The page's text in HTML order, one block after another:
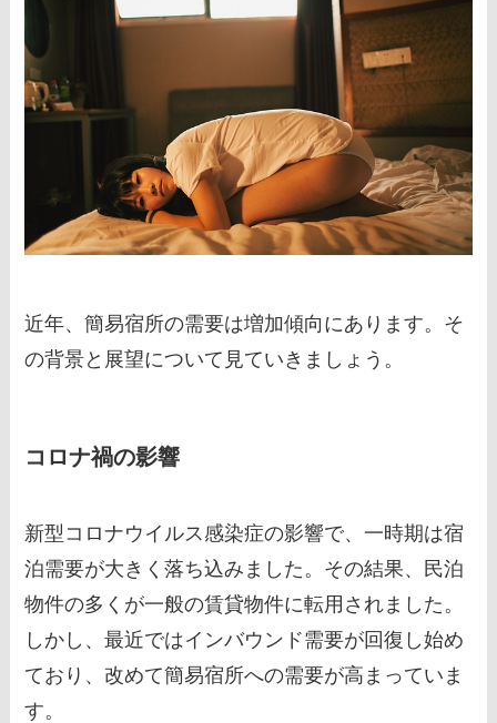
近年、簡易宿所の需要は増加傾向にあります。そ
の背景と展望について見ていきましょう。
コロナ禍の影響
新型コロナウイルス感染症の影響で、一時期は宿
泊需要が大きく落ち込みました。その結果、民泊
物件の多くが一般の賃貸物件に転用されました。
しかし、最近ではインバウンド需要が回復し始め
ており、改めて簡易宿所への需要が高まっていま
す。